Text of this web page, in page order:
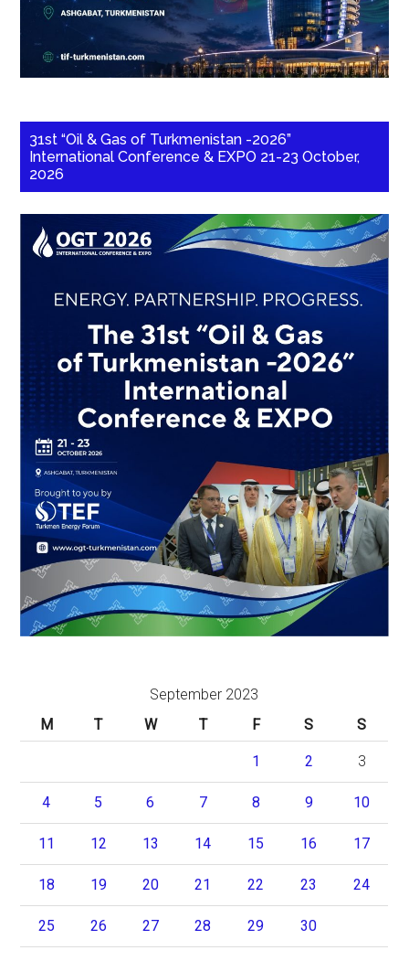
31st “Oil & Gas of Turkmenistan -2026”
International Conference & EXPO 21-23 October,
2026
September 2023
M
T W T F S S
1 2 3
4 5 6 7 8 9 10
11 12 13 14 15 16 17
18 19 20 21 22 23 24
25 26 27 28 29 30